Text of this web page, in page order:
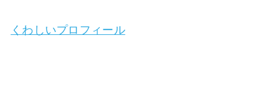
くわしいプロフィール